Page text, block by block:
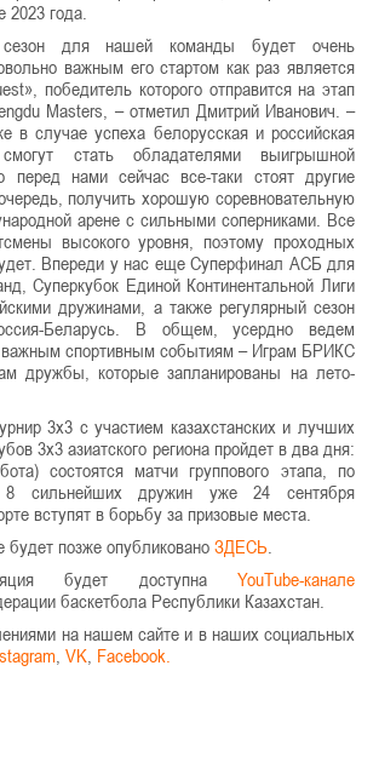
2023 года.
для нашей команды будет очень
важным его стартом как раз является
победитель которого отправится на этап
Masters, – отметил Дмитрий Иванович. –
в случае успеха белорусская и российская
стать обладателями выигрышной
перед нами сейчас все-таки стоят другие
получить хорошую соревновательную
арене с сильными соперниками. Все
высокого уровня, поэтому проходных
Впереди у нас еще Суперфинал АСБ для
Суперкубок Единой Континентальной Лиги
дружинами, а также регулярный сезон
Беларусь. В общем, усердно ведем
важным спортивным событиям – Играм БРИКС
дружбы, которые запланированы на лето-
3х3 с участием казахстанских и лучших
3х3 азиатского региона пройдет в два дня:
состоятся матчи группового этапа, по
8 сильнейших дружин уже 24 сентября
вступят в борьбу за призовые места.
будет позже опубликовано ЗДЕСЬ
будет доступна YouTube-канале
баскетбола Республики Казахстан.
на нашем сайте и в наших социальных
VK Facebook.